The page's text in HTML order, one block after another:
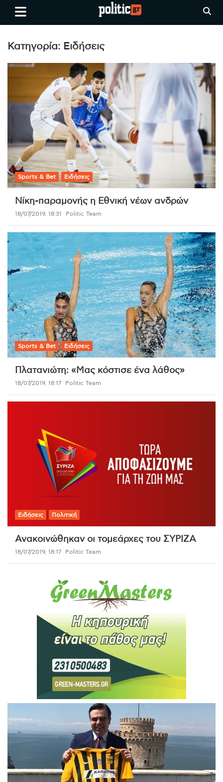
Skip
Ειδήσεις απο τη
Θεσσαλονίκη, την Ελλάδα και
όλο τον Κόσμο
politic.gr
Κατηγορία: Ειδήσεις
Sports & Bet Ειδήσεις
Νίκη-παραμονής η Εθνική νέων ανδρών
18/07/2019, 18:31 Politic Team
Sports & Bet Ειδήσεις
Πλατανιώτη: «Μας κόστισε ένα λάθος»
18/07/2019, 18:17 Politic Team
Ειδήσεις Πολιτική
Ανακοινώθηκαν οι τομεάρχες του ΣΥΡΙΖΑ
18/07/2019, 18:17 Politic Team